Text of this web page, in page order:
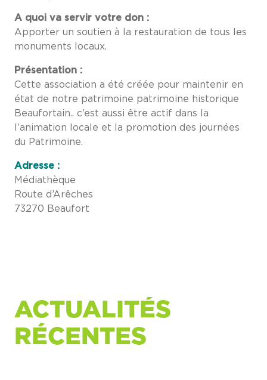
A quoi va servir votre don :
Apporter un soutien à la restauration de tous les
monuments locaux.
Présentation :
Cette association a été créée pour maintenir en
état de notre patrimoine patrimoine historique
Beaufortain.. c’est aussi être actif dans la
l’animation locale et la promotion des journées
du Patrimoine.
Adresse :
Médiathèque
Route d’Arêches
73270 Beaufort
ACTUALITÉS
RÉCENTES